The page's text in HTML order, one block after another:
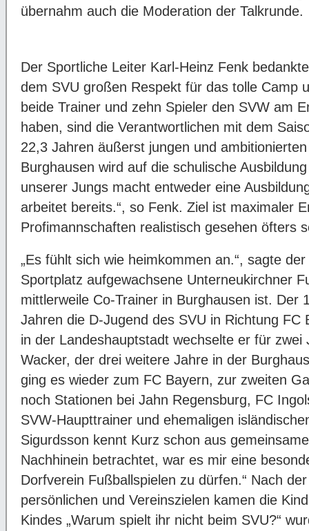
übernahm auch die Moderation der Talkrunde.
Der Sportliche Leiter Karl-Heinz Fenk
dem SVU großen Respekt für das tolle Camp
beide Trainer und zehn Spieler den SVW am
haben, sind die Verantwortlichen mit dem
22,3 Jahren äußerst jungen und
Burghausen wird auf die schulische
unserer Jungs macht entweder eine
arbeitet bereits.“, so Fenk. Ziel ist maximaler
Profimannschaften realistisch gesehen öfters
„Es fühlt sich wie heimkommen an.“, sagte
Sportplatz aufgewachsene Unterneukirchner
mittlerweile Co-Trainer in Burghausen ist.
Jahren die D-Jugend des SVU in Richtung
in der Landeshauptstadt wechselte er für zwei
Wacker, der drei weitere Jahre in der
ging es wieder zum FC Bayern, zur zweiten
noch Stationen bei Jahn Regensburg, FC
SVW-Haupttrainer und ehemaligen
Sigurdsson kennt Kurz schon aus
Nachhinein betrachtet, war es mir eine
Dorfverein Fußballspielen zu dürfen.“ Nach
persönlichen und Vereinszielen kamen die
Kindes „Warum spielt ihr nicht beim SVU?“